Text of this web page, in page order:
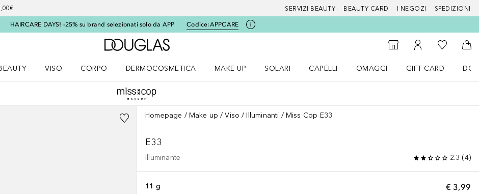
SERVIZI BEAUTY BEAUTY CARD I NEGOZI SPEDIZIONI
HAIRCARE DAYS! -25% su brand selezionati solo da APP Codice:APPCARE
A Douglas Home
StorefinderAl Mio Account
Alla Mia
Al
VISO
CORPO
DERMOCOSMETICA
MAKE UP
SOLARI
CAPELLI
OMAGGI
GIFT CARD
Homepage Make up Viso Illuminanti Miss Cop E33
E33
Illuminante 2.3 (4)
€ 3,99
11 g